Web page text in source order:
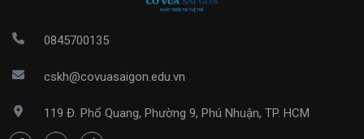
0845700135
cskh@covuasaigon.edu.vn
119 Đ. Phổ Quang, Phường 9, Phú Nhuận, TP. HCM